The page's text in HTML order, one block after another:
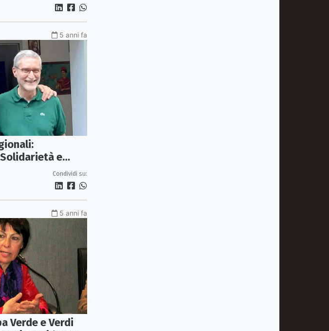
5 anni fa
e
sosterrà Luigi de
Condividi su:
5 anni fa
Verde e Verdi